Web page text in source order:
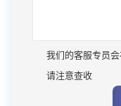
我们的客服专员会
请注意查收